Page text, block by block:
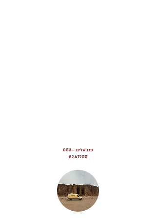
פנו אלינו 053-
8247255